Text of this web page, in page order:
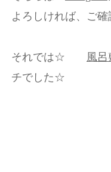
よろしければ、ご
それでは☆ 風
チでした☆